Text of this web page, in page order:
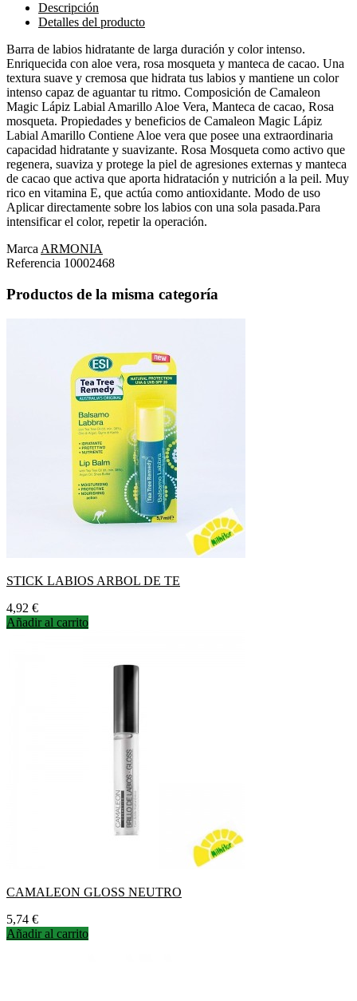
Descripción
Detalles del producto
Barra de labios hidratante de larga duración y color intenso.
Enriquecida con aloe vera, rosa mosqueta y manteca de cacao. Una
textura suave y cremosa que hidrata tus labios y mantiene un color
intenso capaz de aguantar tu ritmo. Composición de Camaleon
Magic Lápiz Labial Amarillo Aloe Vera, Manteca de cacao, Rosa
mosqueta. Propiedades y beneficios de Camaleon Magic Lápiz
Labial Amarillo Contiene Aloe vera que posee una extraordinaria
capacidad hidratante y suavizante. Rosa Mosqueta como activo que
regenera, suaviza y protege la piel de agresiones externas y manteca
de cacao que activa que aporta hidratación y nutrición a la peil. Muy
rico en vitamina E, que actúa como antioxidante. Modo de uso
Aplicar directamente sobre los labios con una sola pasada.Para
intensificar el color, repetir la operación.
Marca ARMONIA
Referencia 10002468
Productos de la misma categoría
STICK LABIOS ARBOL DE TE
Precio
4,92 €
Añadir al carrito
CAMALEON GLOSS NEUTRO
Precio
5,74 €
Añadir al carrito